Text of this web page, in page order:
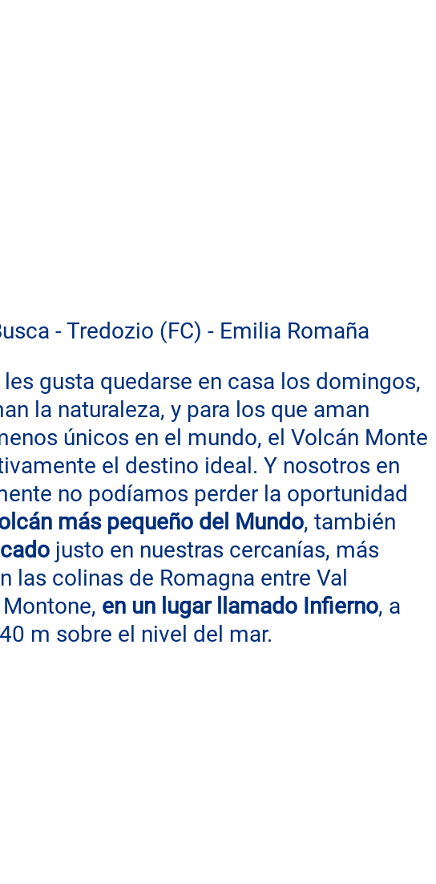
- Tredozio (FC) - Emilia Romaña
gusta quedarse en casa los domingos,
la naturaleza, y para los que aman
únicos en el mundo, el Volcán Monte
el destino ideal. Y nosotros en
no podíamos perder la oportunidad
más pequeño del Mundo, también
justo en nuestras cercanías, más
las colinas de Romagna entre Val
en un lugar llamado Infierno, a
m sobre el nivel del mar.